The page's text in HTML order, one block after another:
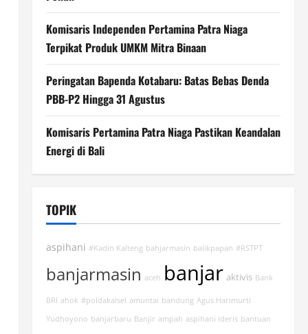
Komisaris Independen Pertamina Patra Niaga
Terpikat Produk UMKM Mitra Binaan
Peringatan Bapenda Kotabaru: Batas Bebas Denda
PBB-P2 Hingga 31 Agustus
Komisaris Pertamina Patra Niaga Pastikan Keandalan
Energi di Bali
TOPIK
aspihani #Kadin Kalteng bahjarmasin balikpapan #RSTPT
banjarmasin aceh banjar aktivis Bank
BRI ahok #poldakalsel amuntai bandung Agus Harimurti
Yudhoyono banjarbaru Banjir ampah aspihani ideris bantuan